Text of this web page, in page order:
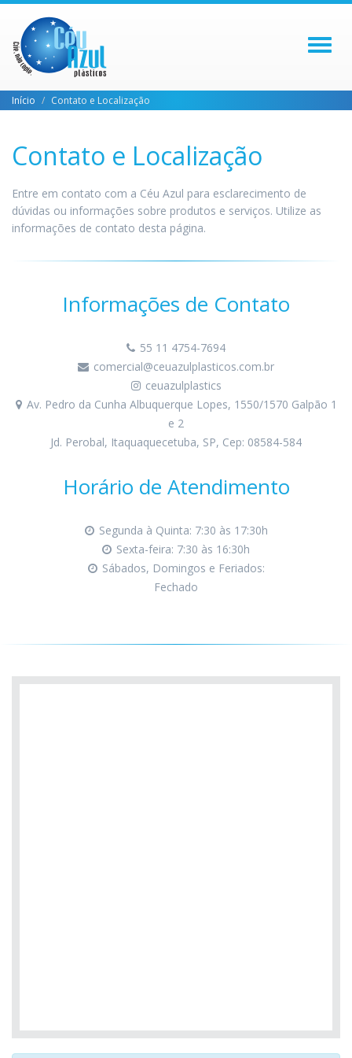
Início Contato e Localização
Contato e Localização
Entre em contato com a Céu Azul para esclarecimento de
dúvidas ou informações sobre produtos e serviços. Utilize as
informações de contato desta página.
Informações de Contato
55 11 4754-7694
comercial@ceuazulplasticos.com.br
ceuazulplastics
Av. Pedro da Cunha Albuquerque Lopes, 1550/1570 Galpão 1
e 2
Jd. Perobal, Itaquaquecetuba, SP, Cep: 08584-584
Horário de Atendimento
Segunda à Quinta: 7:30 às 17:30h
Sexta-feira: 7:30 às 16:30h
Sábados, Domingos e Feriados:
Fechado